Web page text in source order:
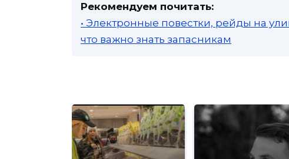
Рекомендуем почитать:
• Электронные повестки, рейды на
что важно знать запасникам